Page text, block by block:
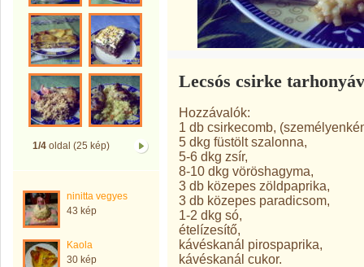
1/4oldal (25 kép)
ninitta vegyes
43 kép
Kaola
30 kép
Lecsós csirke
Hozzávalók:
1 db csirkecomb,
5 dkg füstölt szalonna,
5-6 dkg zsír,
8-10 dkg vöröshagyma,
3 db közepes zöldpaprika,
3 db közepes paradicsom,
1-2 dkg só,
ételízesítő,
kávéskanál pirospaprika,
kávéskanál cukor.